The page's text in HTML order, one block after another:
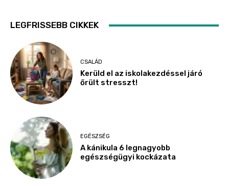
LEGFRISSEBB CIKKEK
CSALÁD
Kerüld el az iskolakezdéssel járó
őrült stresszt!
EGÉSZSÉG
A kánikula 6 legnagyobb
egészségügyi kockázata